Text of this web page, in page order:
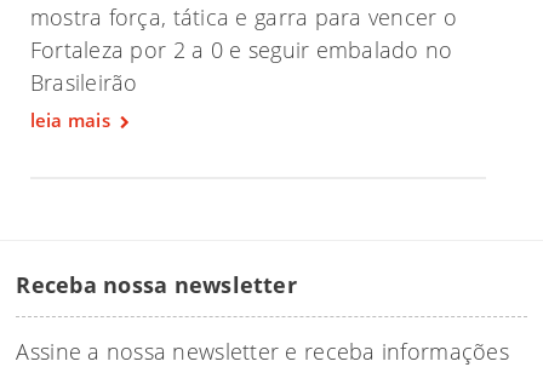
mostra força, tática e garra para vencer o
Fortaleza por 2 a 0 e seguir embalado no
Brasileirão
leia mais
Receba nossa newsletter
Assine a nossa newsletter e receba informações